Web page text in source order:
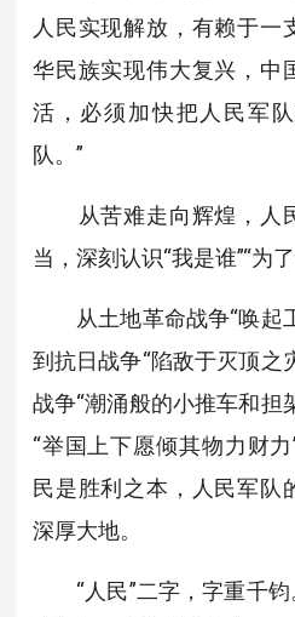
人民实现解放，有赖于一
华民族实现伟大复兴，中
活，必须加快把人民军
队。”
从苦难走向辉煌，人
当，深刻认识“我是谁”“为了
从土地革命战争“唤起工
到抗日战争“陷敌于灭顶之
战争“潮涌般的小推车和担
“举国上下愿倾其物力财
民是胜利之本，人民军队
深厚大地。
“人民”二字，字重千钧